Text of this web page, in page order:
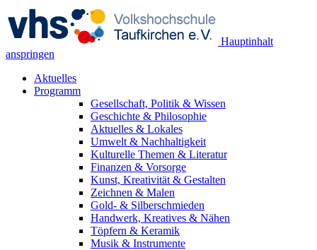
Hauptinhalt
anspringen
Aktuelles
Programm
Gesellschaft, Politik & Wissen
Geschichte & Philosophie
Aktuelles & Lokales
Umwelt & Nachhaltigkeit
Kulturelle Themen & Literatur
Finanzen & Vorsorge
Kunst, Kreativität & Gestalten
Zeichnen & Malen
Gold- & Silberschmieden
Handwerk, Kreatives & Nähen
Töpfern & Keramik
Musik & Instrumente